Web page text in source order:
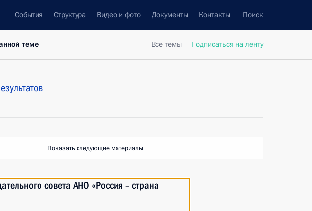
События Структура Видео и фото Документы Контакты Поиск
Все темы Подписаться на ленту
теме
Показать следующие материалы
совета АНО «Россия – страна